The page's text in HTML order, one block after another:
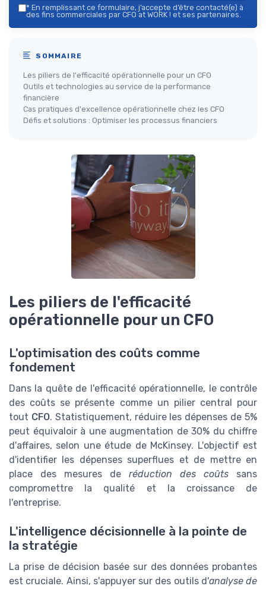
* En remplissant ce formulaire, j’accepte d’être contacté(e) à
des fins commerciales par CFO at WORK ! et ses partenaires.
SOMMAIRE
Les piliers de l'efficacité opérationnelle pour un CFO
Outils et technologies au service de la performance
financière
Cas pratiques d'excellence opérationnelle chez les CFO
Défis et solutions : Optimiser les processus financiers
Les piliers de l'efficacité
opérationnelle pour un CFO
L'optimisation des coûts comme
fondement
Dans la quête de l'efficacité opérationnelle, le contrôle
des coûts se présente comme un pilier central pour
tout CFO. Statistiquement, réduire les dépenses de 5%
peut équivaloir à une augmentation de 30% du chiffre
d'affaires, selon une étude de McKinsey. L'objectif est
d'identifier les dépenses superflues et de mettre en
place des mesures de réduction des coûts sans
compromettre la qualité et la croissance de
l'entreprise.
L'intelligence décisionnelle à la pointe de
la stratégie
La prise de décision basée sur des données probantes
est cruciale. Ainsi, s'appuyer sur des outils d'analyse de